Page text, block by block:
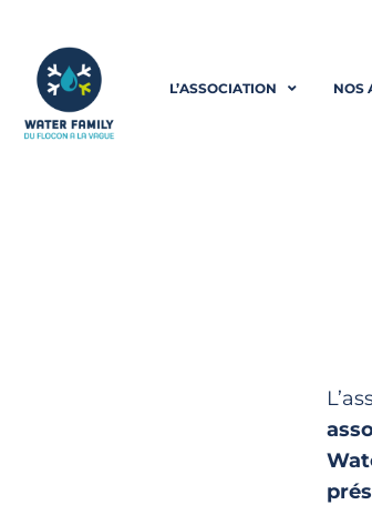
contenu
L’ASSOCIATION NOS